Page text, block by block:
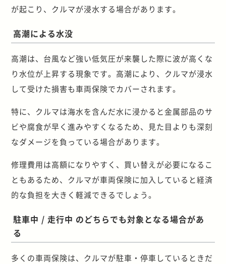
が起こり、クルマが浸水する場合があります。
高潮による水没
高潮は、台風など強い低気圧が来襲した際に波が高くな
り水位が上昇する現象です。高潮により、クルマが浸水
して受けた損害も車両保険でカバーされます。
特に、クルマは海水を含んだ水に浸かると金属部品のサ
ビや腐食が早く進みやすくなるため、見た目よりも深刻
なダメージを負っている場合があります。
修理費用は高額になりやすく、買い替えが必要になるこ
ともあるため、クルマが車両保険に加入していると経済
的な負担を大きく軽減できるでしょう。
駐車中 / 走行中 のどちらでも対象となる場合があ
る
多くの車両保険は、クルマが駐車・停車しているときだ